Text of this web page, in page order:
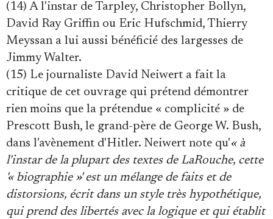
(14) A l'instar de Tarpley, Christopher Bollyn,
David Ray Griffin ou Eric Hufschmid, Thierry
Meyssan a lui aussi bénéficié des largesses de
Jimmy Walter.
(15) Le journaliste David Neiwert a fait la
critique de cet ouvrage qui prétend démontrer
rien moins que la prétendue « complicité » de
Prescott Bush, le grand-père de George W. Bush,
dans l'avènement d'Hitler. Neiwert note qu'« à
l'instar de la plupart des textes de LaRouche, cette
'« biographie »' est un mélange de faits et de
distorsions, écrit dans un style très hypothétique,
qui prend des libertés avec la logique et qui établit